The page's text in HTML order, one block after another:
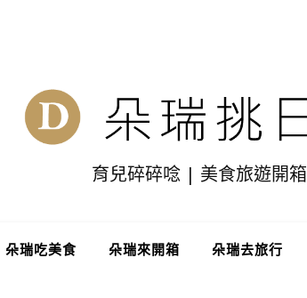
育兒碎碎唸 | 美食旅遊開箱
朵瑞吃美食 朵瑞來開箱 朵瑞去旅行